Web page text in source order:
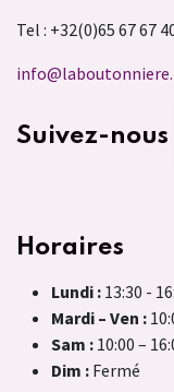
Tel : +32(0)65 67 67
Suivez-nous
Horaires
Lundi : 13:30 -
Mardi – Ven :
Sam : 10:00 –
Dim : Fermé